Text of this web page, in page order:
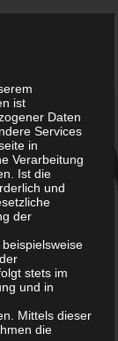
ist
Daten
Services
in
Verarbeitung
Ist die
und
der
stets im
und in
Mittels dieser
die